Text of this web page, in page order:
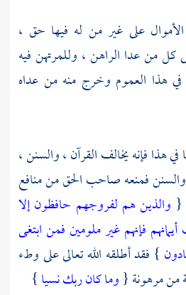
على غير من له فيها حق ،
من عدا الراهن ، وللمرتهن فيه
هذا العموم وخرج منه من عداه
هذا فإنه يخالف القرآن ، والسنن ،
والسنن فمنعه صاحب الحق من منافع
{ والذين هم لفروجهم حافظون إلا
فإنهم غير ملومين فمن ابتغى
} فقد أطلقه الله تعالى على وطء
من مرهونة {وما كان ربك نسيا}